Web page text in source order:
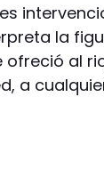
la
ofreció al
a